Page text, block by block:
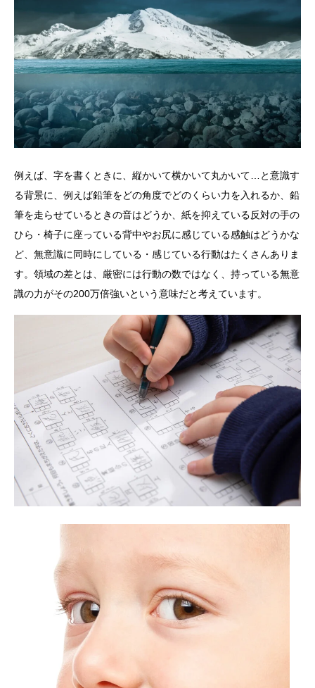
例えば、字を書くときに、縦かいて横かいて丸かいて…と意識す
る背景に、例えば鉛筆をどの角度でどのくらい力を入れるか、鉛
筆を走らせているときの音はどうか、紙を抑えている反対の手の
ひら・椅子に座っている背中やお尻に感じている感触はどうかな
ど、無意識に同時にしている・感じている行動はたくさんありま
す。領域の差とは、厳密には行動の数ではなく、持っている無意
識の力がその200万倍強いという意味だと考えています。